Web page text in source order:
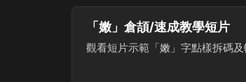
「嫩」倉頡/速成教學短片
觀看短片示範「嫩」字點樣拆碼及